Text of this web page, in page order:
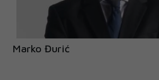
Marko Đurić